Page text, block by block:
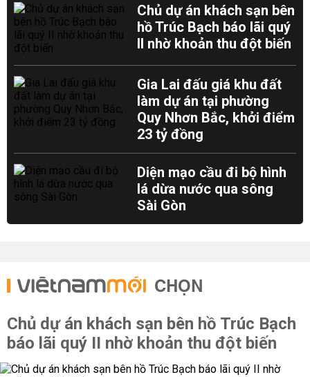
Chủ dự án khách sạn bên
hồ Trúc Bạch báo lãi quý
II nhờ khoản thu đột biến
Gia Lai đấu giá khu đất
làm dự án tại phường
Quy Nhơn Bắc, khởi điểm
23 tỷ đồng
Diện mạo cầu đi bộ hình
lá dừa nước qua sông
Sài Gòn
CHỌN
Chủ dự án khách sạn bên hồ Trúc Bạch
báo lãi quý II nhờ khoản thu đột biến